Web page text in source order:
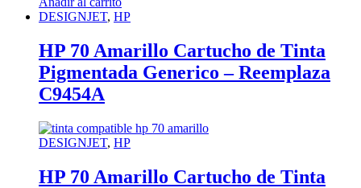
DESIGNJET, HP
HP 70 Amarillo Cartucho de Tinta
Pigmentada Generico – Reemplaza
C9454A
DESIGNJET, HP
HP 70 Amarillo Cartucho de Tinta